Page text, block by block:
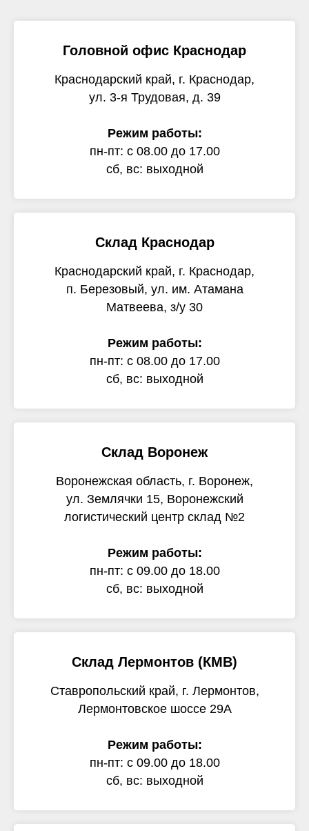
Головной офис Краснодар
Краснодарский край, г. Краснодар,
ул. 3-я Трудовая, д. 39
Режим работы:
пн-пт: с 08.00 до 17.00
сб, вс: выходной
Склад Краснодар
Краснодарский край, г. Краснодар,
п. Березовый, ул. им. Атамана
Матвеева, з/у 30
Режим работы:
пн-пт: с 08.00 до 17.00
сб, вс: выходной
Склад Воронеж
Воронежская область, г. Воронеж,
ул. Землячки 15, Воронежский
логистический центр склад №2
Режим работы:
пн-пт: с 09.00 до 18.00
сб, вс: выходной
Склад Лермонтов (КМВ)
Ставропольский край, г. Лермонтов,
Лермонтовское шоссе 29А
Режим работы:
пн-пт: с 09.00 до 18.00
сб, вс: выходной